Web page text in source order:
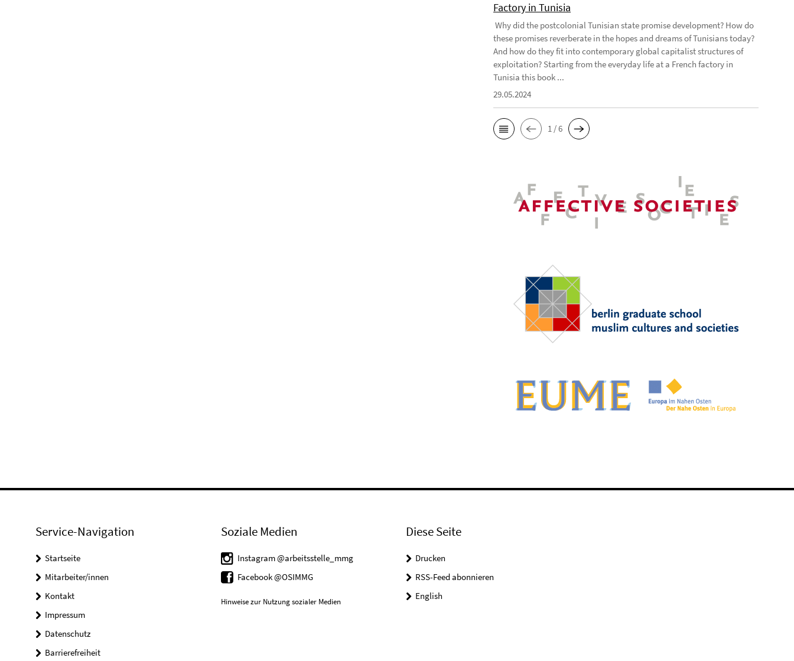
Factory in Tunisia
Why did the postcolonial Tunisian state promise development? How do
these promises reverberate in the hopes and dreams of Tunisians today?
And how do they fit into contemporary global capitalist structures of
exploitation? Starting from the everyday life at a French factory in
Tunisia this book ...
29.05.2024
1 / 6
Service-Navigation
Startseite
Mitarbeiter/innen
Kontakt
Impressum
Datenschutz
Barrierefreiheit
Soziale Medien
Instagram @arbeitsstelle_mmg
Facebook @OSIMMG
Hinweise zur Nutzung sozialer Medien
Diese Seite
Drucken
RSS-Feed abonnieren
English